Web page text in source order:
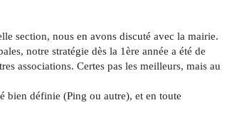
section, nous en avons discuté avec la mairie.
notre stratégie dès la 1ère année a été de
associations. Certes pas les meilleurs, mais au
définie (Ping ou autre), et en toute